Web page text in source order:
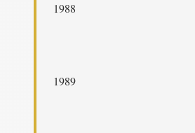
1988
1989